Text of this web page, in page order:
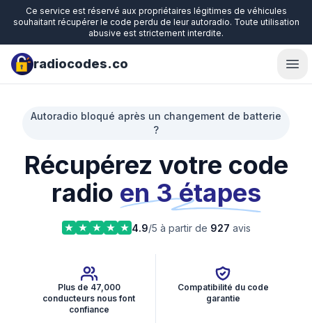
Ce service est réservé aux propriétaires légitimes de véhicules
souhaitant récupérer le code perdu de leur autoradio. Toute utilisation
abusive est strictement interdite.
radiocodes.co
Autoradio bloqué après un changement de batterie
?
Récupérez votre code
radio en 3 étapes
4.9/5 à partir de 927 avis
Plus de 47,000
conducteurs nous font
confiance
Compatibilité du code
garantie